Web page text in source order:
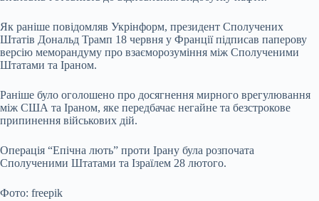
Як раніше повідомляв Укрінформ, президент Сполучених
Штатів Дональд Трамп 18 червня у Франції підписав паперову
версію меморандуму про взаєморозуміння між Сполученими
Штатами та Іраном.
Раніше було оголошено про досягнення мирного врегулювання
між США та Іраном, яке передбачає негайне та безстрокове
припинення військових дій.
Операція “Епічна лють” проти Ірану була розпочата
Сполученими Штатами та Ізраїлем 28 лютого.
Фото: freepik